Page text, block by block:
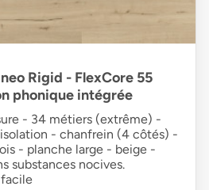
Rigid - FlexCore 55
phonique intégrée
- 34 métiers (extrême) -
- chanfrein (4 côtés) -
- planche large - beige -
substances nocives.